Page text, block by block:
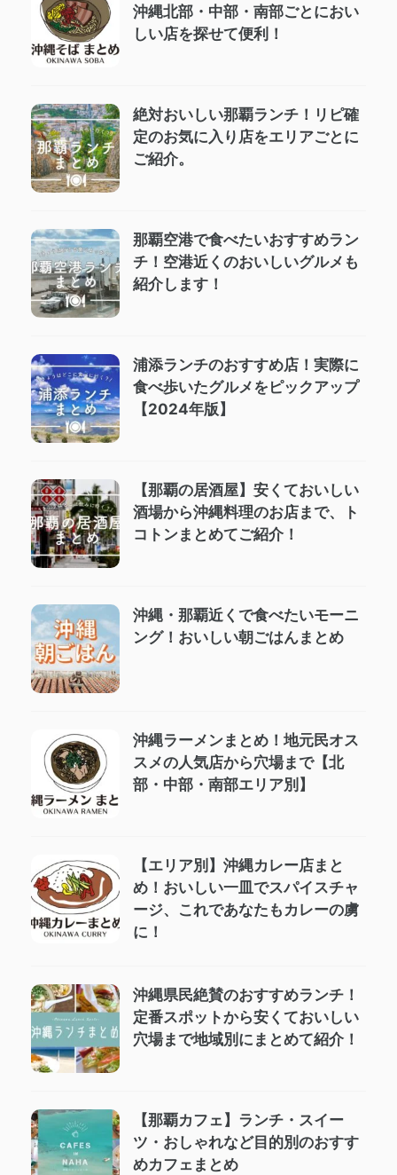
沖縄北部・中部・南部ごとにおい
しい店を探せて便利！
絶対おいしい那覇ランチ！リピ確
定のお気に入り店をエリアごとに
ご紹介。
那覇空港で食べたいおすすめラン
チ！空港近くのおいしいグルメも
紹介します！
浦添ランチのおすすめ店！実際に
食べ歩いたグルメをピックアップ
【2024年版】
【那覇の居酒屋】安くておいしい
酒場から沖縄料理のお店まで、ト
コトンまとめてご紹介！
沖縄・那覇近くで食べたいモーニ
ング！おいしい朝ごはんまとめ
沖縄ラーメンまとめ！地元民オス
スメの人気店から穴場まで【北
部・中部・南部エリア別】
【エリア別】沖縄カレー店まと
め！おいしい一皿でスパイスチャ
ージ、これであなたもカレーの虜
に！
沖縄県民絶賛のおすすめランチ！
定番スポットから安くておいしい
穴場まで地域別にまとめて紹介！
【那覇カフェ】ランチ・スイー
ツ・おしゃれなど目的別のおすす
めカフェまとめ